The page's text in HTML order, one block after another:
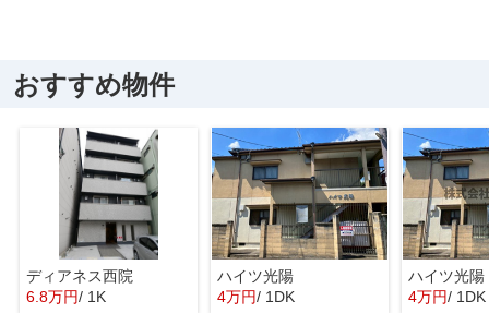
おすすめ物件
ディアネス西院
6.8万円/ 1K
ハイツ光陽
4万円/ 1DK
ハイツ光陽
4万円/ 1DK